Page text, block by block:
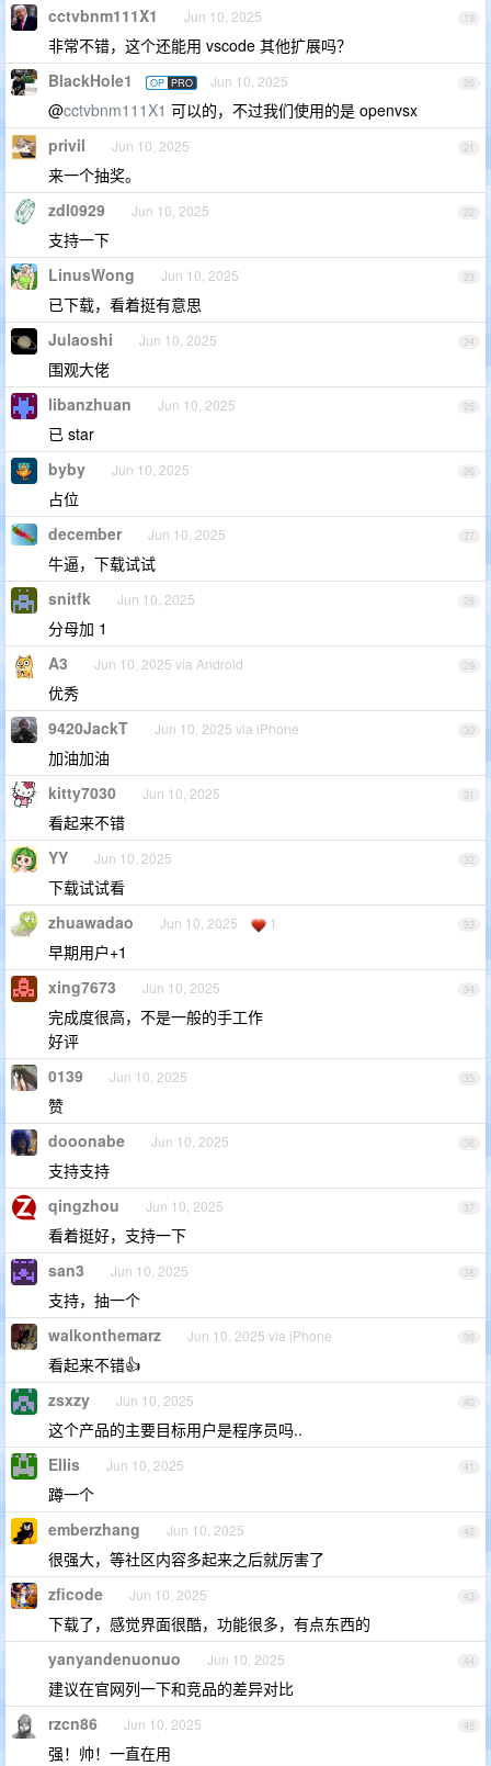
19
cctvbnm111X1 Jun 10, 2025
非常不错，这个还能用 vscode 其他扩展吗？
20
BlackHole1 OP PRO Jun 10, 2025
@cctvbnm111X1 可以的，不过我们使用的是 openvsx
21
privil Jun 10, 2025
来一个抽奖。
22
zdl0929 Jun 10, 2025
支持一下
23
LinusWong Jun 10, 2025
已下载，看着挺有意思
24
Julaoshi Jun 10, 2025
围观大佬
25
libanzhuan Jun 10, 2025
已 star
26
byby Jun 10, 2025
占位
27
december Jun 10, 2025
牛逼，下载试试
28
snitfk Jun 10, 2025
分母加 1
29
A3 Jun 10, 2025 via Android
优秀
30
9420JackT Jun 10, 2025 via iPhone
加油加油
31
kitty7030 Jun 10, 2025
看起来不错
32
YY Jun 10, 2025
下载试试看
33
zhuawadao Jun 10, 2025 1
早期用户+1
34
xing7673 Jun 10, 2025
完成度很高，不是一般的手工作
好评
35
0139 Jun 10, 2025
赞
36
dooonabe Jun 10, 2025
支持支持
37
qingzhou Jun 10, 2025
看着挺好，支持一下
38
san3 Jun 10, 2025
支持，抽一个
39
walkonthemarz Jun 10, 2025 via iPhone
看起来不错👍
40
zsxzy Jun 10, 2025
这个产品的主要目标用户是程序员吗..
41
Ellis Jun 10, 2025
蹲一个
42
emberzhang Jun 10, 2025
很强大，等社区内容多起来之后就厉害了
43
zficode Jun 10, 2025
下载了，感觉界面很酷，功能很多，有点东西的
44
yanyandenuonuo Jun 10, 2025
建议在官网列一下和竞品的差异对比
45
rzcn86 Jun 10, 2025
强！帅！一直在用